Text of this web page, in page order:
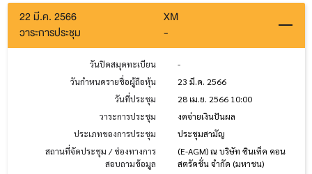
22 มี.ค. 2566
XM
วาระการประชุม
-
วันปิดสมุดทะเบียน
-
วันกำหนดรายชื่อผู้ถือหุ้น
23 มี.ค. 2566
วันที่ประชุม
28 เม.ย. 2566 10:00
วาระการประชุม
งดจ่ายเงินปันผล
ประเภทของการประชุม
ประชุมสามัญ
สถานที่จัดประชุม / ช่องทางการ
สอบถามข้อมูล
(E-AGM) ณ บริษัท ซินเท็ค คอน
สตรัคชั่น จำกัด (มหาชน)